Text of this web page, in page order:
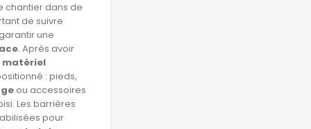
chantier dans de
de suivre
une
. Après avoir
matériel
: pieds,
ou accessoires
Les barrières
pour